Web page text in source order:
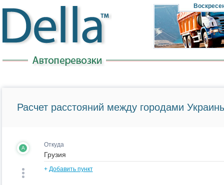
Расчет расстояний между городами
A Откуда
+ Добавить пункт